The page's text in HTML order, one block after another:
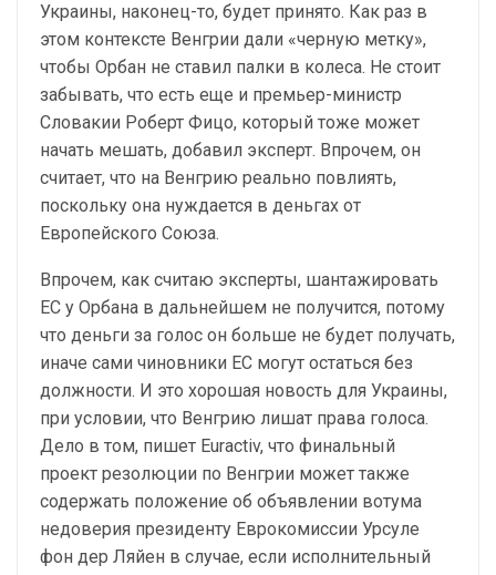
Украины, наконец-то, будет принято. Как раз в
этом контексте Венгрии дали «черную метку»,
чтобы Орбан не ставил палки в колеса. Не стоит
забывать, что есть еще и премьер-министр
Словакии Роберт Фицо, который тоже может
начать мешать, добавил эксперт. Впрочем, он
считает, что на Венгрию реально повлиять,
поскольку она нуждается в деньгах от
Европейского Союза.
Впрочем, как считаю эксперты, шантажировать
ЕС у Орбана в дальнейшем не получится, потому
что деньги за голос он больше не будет получать,
иначе сами чиновники ЕС могут остаться без
должности. И это хорошая новость для Украины,
при условии, что Венгрию лишат права голоса.
Дело в том, пишет Euractiv, что финальный
проект резолюции по Венгрии может также
содержать положение об объявлении вотума
недоверия президенту Еврокомиссии Урсуле
фон дер Ляйен в случае, если исполнительный